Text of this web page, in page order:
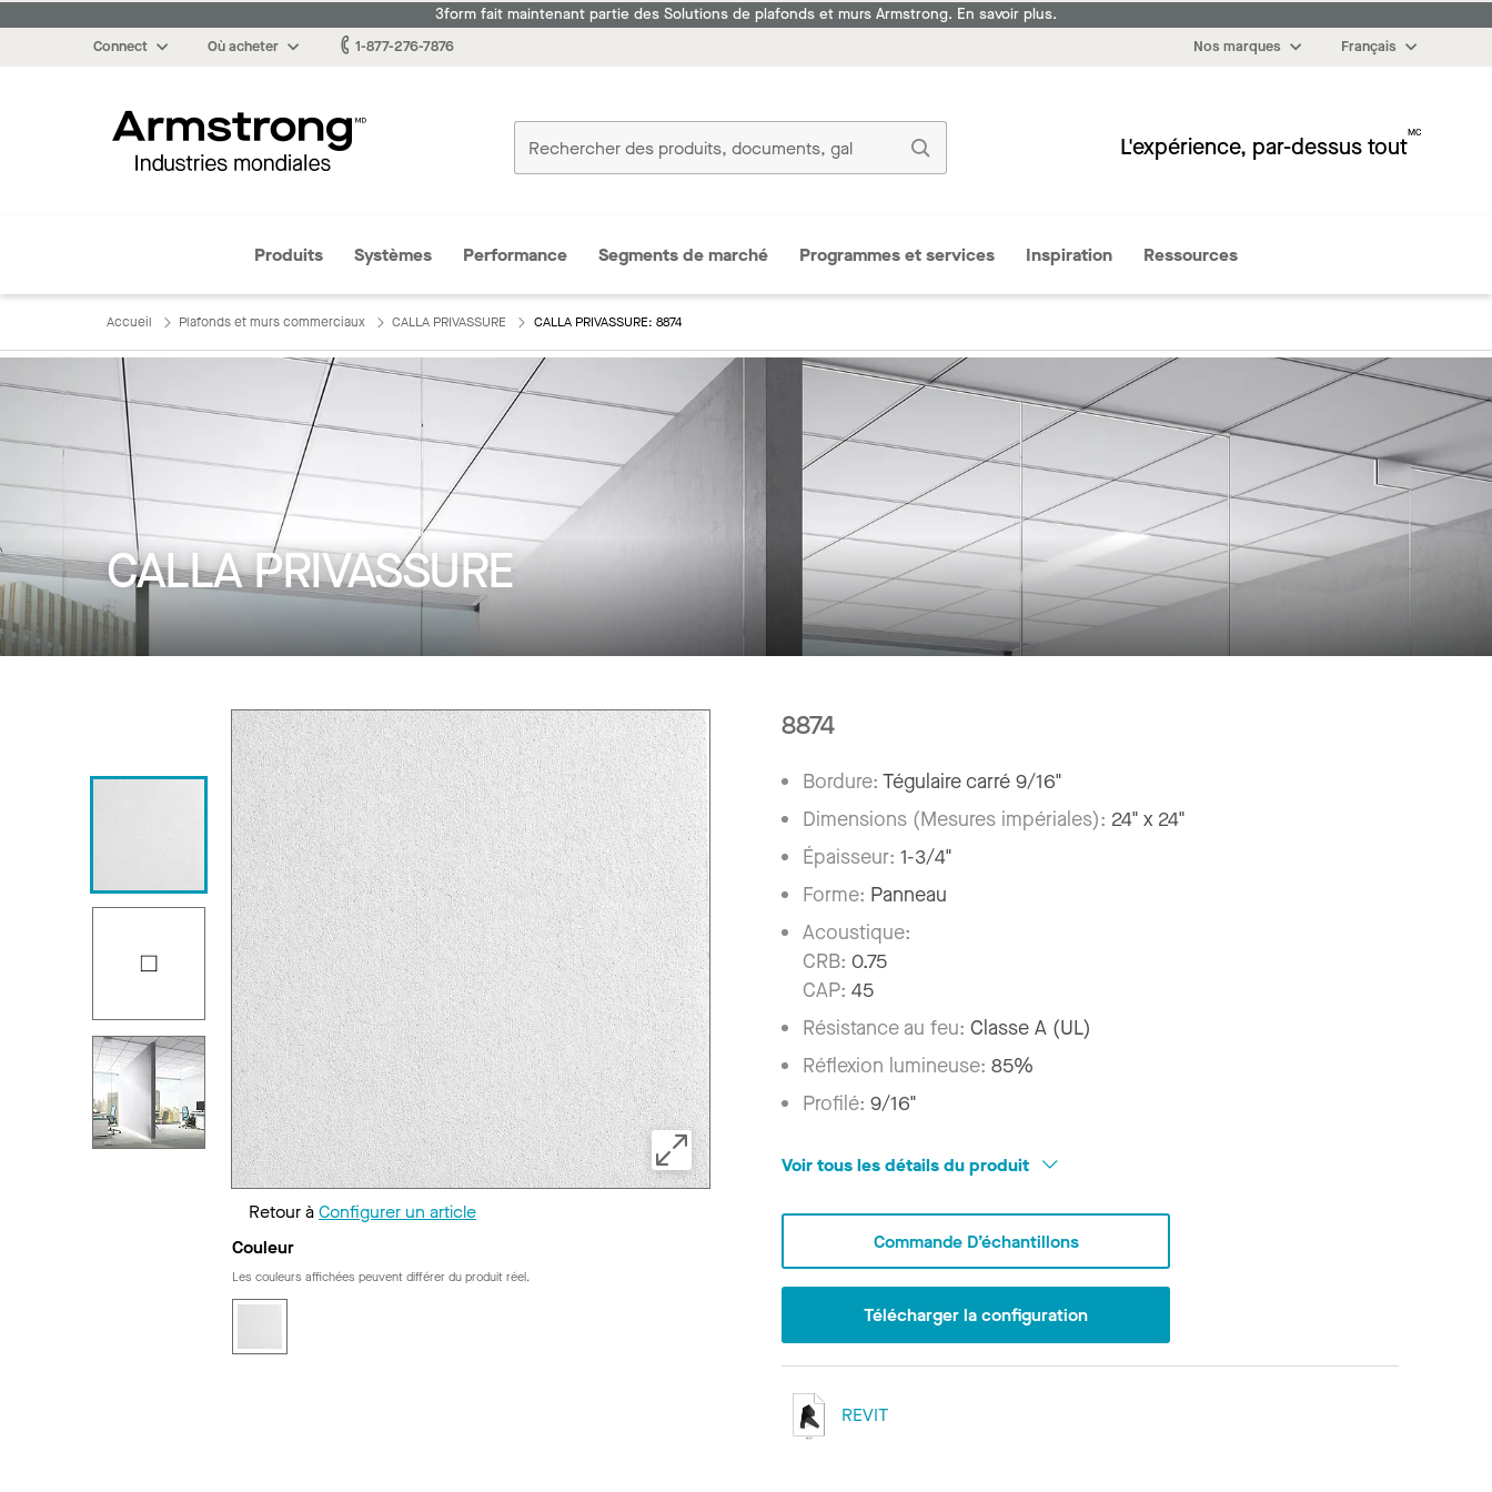
3form fait maintenant partie des Solutions de plafonds et murs Armstrong. En savoir plus.
Connect Où acheter 1-877-276-7876 Nos marques Français
L'expérience, par-dessus toutMC
Produits Systèmes Performance Segments de marché Programmes et services Inspiration Ressources
Accueil Plafonds et murs commerciaux CALLA PRIVASSURE CALLA PRIVASSURE: 8874
CALLA PRIVASSURE
Retour àConfigurer un article
Couleur
Les couleurs affichées peuvent différer du produit réel.
8874
Bordure:Tégulaire carré 9/16"
Dimensions (Mesures impériales): 24" x 24"
Épaisseur:1-3/4"
Forme: Panneau
Acoustique:
CRB: 0.75
CAP: 45
Résistance au feu:Classe A (UL)
Réflexion lumineuse:85%
Profilé:9/16"
Voir tous les détails du produit
Commande D’échantillons
Télécharger la configuration
REVIT